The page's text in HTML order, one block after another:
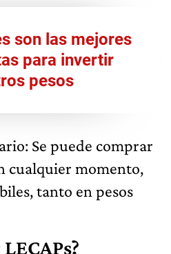
son las mejores
para invertir
pesos
Se puede comprar
cualquier momento,
tanto en pesos